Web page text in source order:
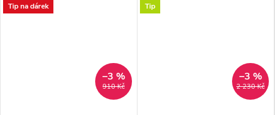
Tip na dárek
910 Kč
–3 %
Tip
2 230 Kč
–3 %